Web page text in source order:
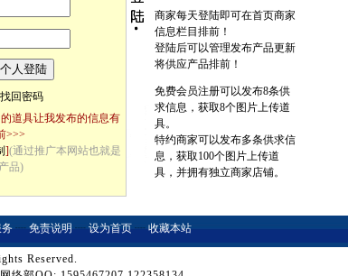
找回密码
道具让我发布的信息有
>>>
](通过推广本网站也就是
品)
商家每天登陆即可在首页商家
信息栏目排前！
登陆后可以管理发布产品更新
将供应产品排前！
免费会员注册可以发布8条供
求信息，获取8个图片上传道
具。
特约商家可以发布多条供求信
息，获取100个图片上传道
具，并拥有独立商家店铺。
务 ┈ 免责说明 ┈ 设为首页 ┈ 收藏本站
Reserved.